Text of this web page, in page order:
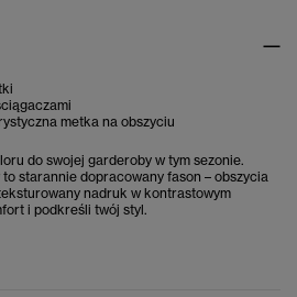
metka na obszyciu
do swojej garderoby w tym sezonie.
starannie dopracowany fason – obszycia
nadruk w kontrastowym
i podkreśli twój styl.